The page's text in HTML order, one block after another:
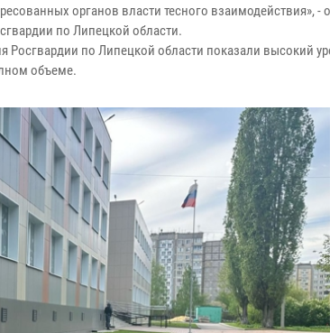
органов власти тесного взаимодействия», -
по Липецкой области.
Росгвардии по Липецкой области показали высокий
объеме.